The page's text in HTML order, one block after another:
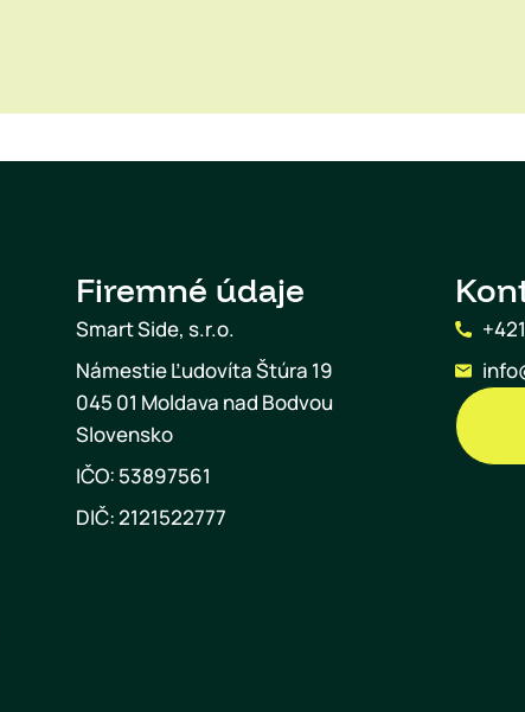
Firemné údaje
Smart Side, s.r.o.
Námestie Ľudovíta Štúra 19
045 01 Moldava nad Bodvou
Slovensko
IČO: 53897561
DIČ: 2121522777